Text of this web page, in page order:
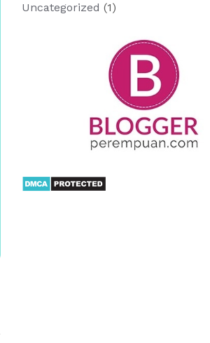
Uncategorized (1)